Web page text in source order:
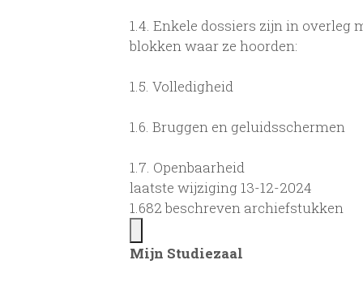
1.4. Enkele dossiers zijn in overleg
blokken waar ze hoorden:
1.5. Volledigheid
1.6. Bruggen en geluidsschermen
1.7. Openbaarheid
laatste wijziging 13-12-2024
1.682 beschreven archiefstukken
Mijn Studiezaal